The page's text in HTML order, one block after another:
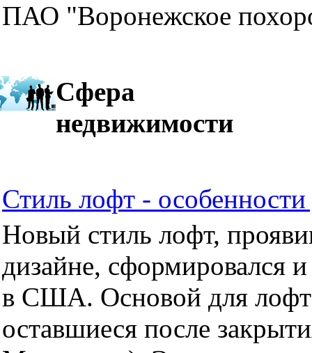
ПАО "Воронежское
Сфера
недвижимости
Стиль лофт -
Новый стиль лофт,
дизайне, сформировался
в США. Основой для
оставшиеся после